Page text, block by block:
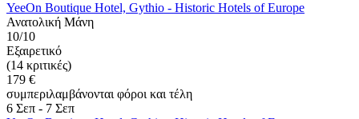
YeeOn Boutique Hotel, Gythio - Historic Hotels of Europe
Ανατολική Μάνη
10/10
Εξαιρετικό
(14 κριτικές)
179 €
συμπεριλαμβάνονται φόροι και τέλη
6 Σεπ - 7 Σεπ